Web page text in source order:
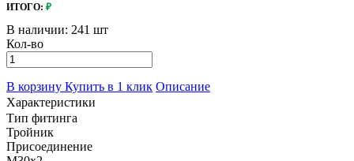
ИТОГО: ₽
В наличии: 241 шт
Кол-во
В корзину Купить в 1 клик Описание
Характеристики
Тип фитинга
Тройник
Присоединение